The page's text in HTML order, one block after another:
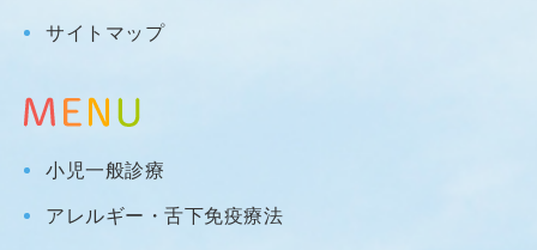
サイトマップ
小児一般診療
アレルギー・舌下免疫療法